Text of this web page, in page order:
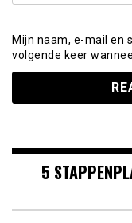
Mijn naam, e-mail en
volgende keer
5